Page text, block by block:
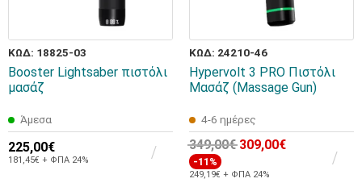
ΚΩΔ: 18825-03
Booster Lightsaber πιστόλι
μασάζ
Άμεσα
225,00€
181,45€ + ΦΠΑ 24%
ΚΩΔ: 24210-46
Hypervolt 3 PRO Πιστόλι
Μασάζ (Massage Gun)
4-6 ημέρες
349,00€ 309,00€
-11%
249,19€ + ΦΠΑ 24%